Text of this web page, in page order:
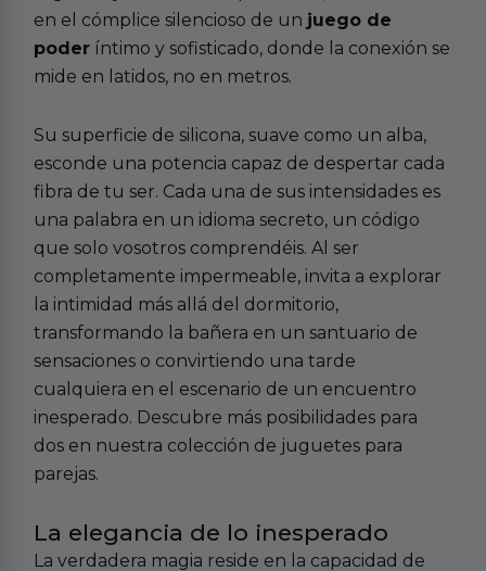
en el cómplice silencioso de un juego de
poder íntimo y sofisticado, donde la conexión se
mide en latidos, no en metros.
Su superficie de silicona, suave como un alba,
esconde una potencia capaz de despertar cada
fibra de tu ser. Cada una de sus intensidades es
una palabra en un idioma secreto, un código
que solo vosotros comprendéis. Al ser
completamente impermeable, invita a explorar
la intimidad más allá del dormitorio,
transformando la bañera en un santuario de
sensaciones o convirtiendo una tarde
cualquiera en el escenario de un encuentro
inesperado. Descubre más posibilidades para
dos en nuestra colección de juguetes para
parejas.
La elegancia de lo inesperado
La verdadera magia reside en la capacidad de